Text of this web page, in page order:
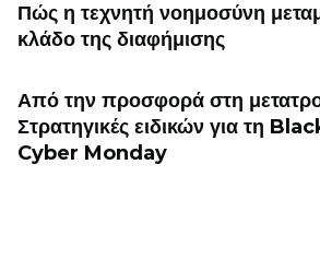
Πώς η τεχνητή νοημοσύνη
κλάδο της διαφήμισης
Από την προσφορά στη
Στρατηγικές ειδικών για τη
Cyber ​​Monday